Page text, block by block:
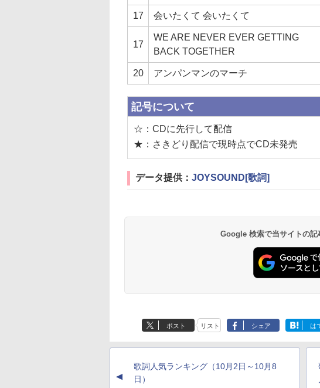
17 会いたくて 会いたくて
17
WE ARE NEVER EVER GETTING
BACK TOGETHER
20 アンパンマンのマーチ
記号について
☆：CDに先行して配信
★：さきどり配信で現時点でCD未発売
データ提供： JOYSOUND[歌詞]
Google 検索で当サイトの記
ポスト リスト シェア は
▲
歌詞人気ランキング（10月2日～10月8
日）